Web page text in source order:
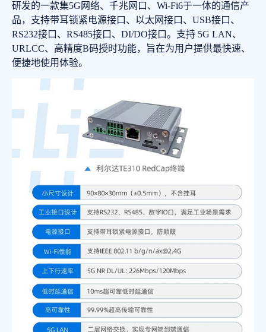
研发的一款集5G网络、千兆网口、Wi-Fi6于一体的通信产
品，支持带耳锁紧电源接口、以太网接口、USB接口、
RS232接口、RS485接口、DI/DO接口。支持 5G LAN、
URLCC、高精度B码授时功能，旨在为用户提供最快速、
便捷地使用体验。